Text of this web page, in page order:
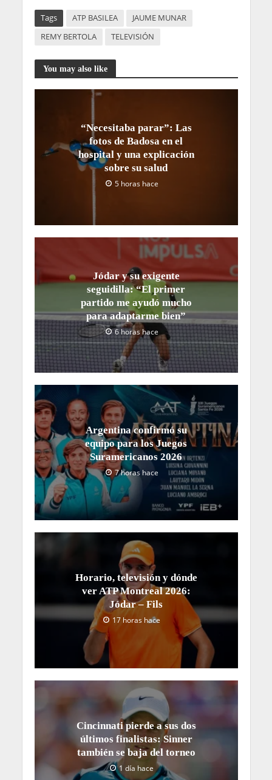
Tags ATP BASILEA
JAUME MUNAR
REMY BERTOLA
TELEVISIÓN
You may also like
“Necesitaba parar”: Las
fotos de Badosa en el
hospital y una explicación
sobre su salud
5 horas hace
Jódar y su exigente
seguidilla: “El primer
partido me ayudó mucho
para adaptarme bien”
6 horas hace
Argentina confirmó su
equipo para los Juegos
Suramericanos 2026
7 horas hace
Horario, televisión y dónde
ver ATP Montreal 2026:
Jódar – Fils
17 horas hace
Cincinnati pierde a sus dos
últimos finalistas: Sinner
también se baja del torneo
1 día hace